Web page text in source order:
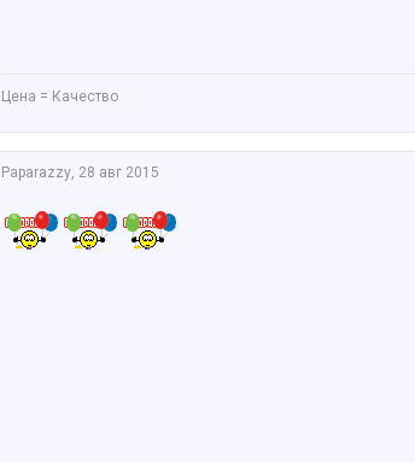
Цена = Качество
Paparazzy, 28 авг 2015